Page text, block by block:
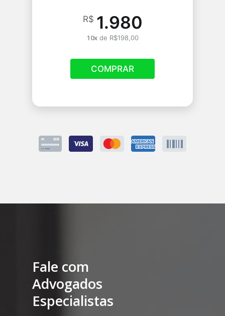
R$ 1.980
10xde R$198,00
COMPRAR
Fale com
Advogados
Especialistas